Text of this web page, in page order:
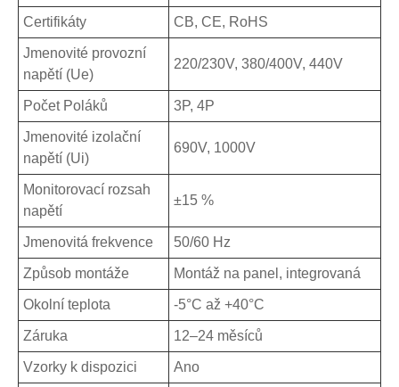
Certifikáty CB, CE, RoHS
Jmenovité provozní
napětí (Ue)
220/230V, 380/400V, 440V
Počet Poláků 3P, 4P
Jmenovité izolační
napětí (Ui)
690V, 1000V
Monitorovací rozsah
napětí
±15 %
Jmenovitá frekvence 50/60 Hz
Způsob montáže Montáž na panel, integrovaná
Okolní teplota -5°C až +40°C
Záruka 12–24 měsíců
Vzorky k dispozici Ano